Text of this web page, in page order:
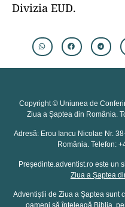
Divizia EUD.
Copyright © Uniunea de
Ziua a Șaptea din România.
Adresă: Erou Iancu Nicolae Nr.
România. Telefon:
Președinte.adventist.ro este un
Ziua a Șaptea
Adventiștii de Ziua a Șaptea sunt